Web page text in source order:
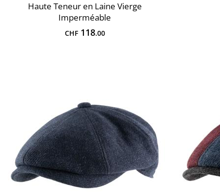
Haute Teneur en Laine Vierge
Imperméable
CHF118.00